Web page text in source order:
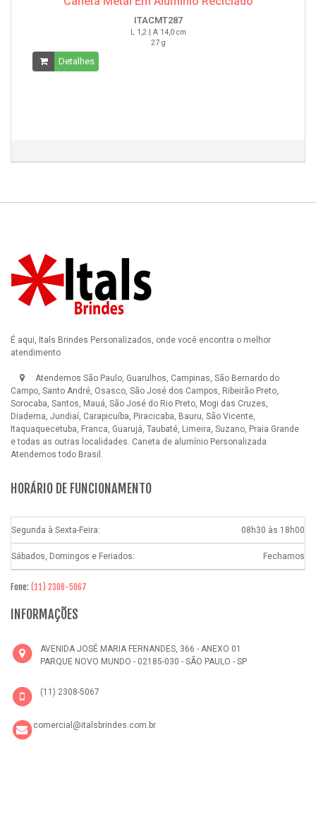
ITACMT287
L 1,2 | A 14,0 cm
27 g
Detalhes
É aqui, Itals Brindes Personalizados, onde você encontra o melhor
atendimento
Atendemos São Paulo, Guarulhos, Campinas, São Bernardo do
Campo, Santo André, Osasco, São José dos Campos, Ribeirão Preto,
Sorocaba, Santos, Mauá, São José do Rio Preto, Mogi das Cruzes,
Diadema, Jundiaí, Carapicuíba, Piracicaba, Bauru, São Vicente,
Itaquaquecetuba, Franca, Guarujá, Taubaté, Limeira, Suzano, Praia Grande
e todas as outras localidades. Caneta de alumínio Personalizada
Atendemos todo Brasil.
HORÁRIO DE FUNCIONAMENTO
Segunda à Sexta-Feira: 08h30 às 18h00
Sábados, Domingos e Feriados: Fechamos
Fone: (11) 2308-5067
INFORMAÇÕES
AVENIDA JOSÉ MARIA FERNANDES, 366 - ANEXO 01
PARQUE NOVO MUNDO - 02185-030 - SÃO PAULO - SP
(11) 2308-5067
comercial@italsbrindes.com.br